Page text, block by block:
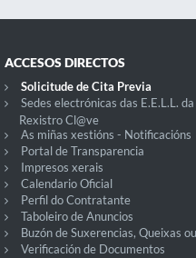
ACCESOS DIRECTOS
Solicitude de Cita Previa
Sedes electrónicas das E.E.L.L.
Rexistro Cl@ve
As miñas xestións - Notificacións
Portal de Transparencia
Impresos xerais
Calendario Oficial
Perfil do Contratante
Taboleiro de Anuncios
Buzón de Suxerencias, Queixas
Verificación de Documentos